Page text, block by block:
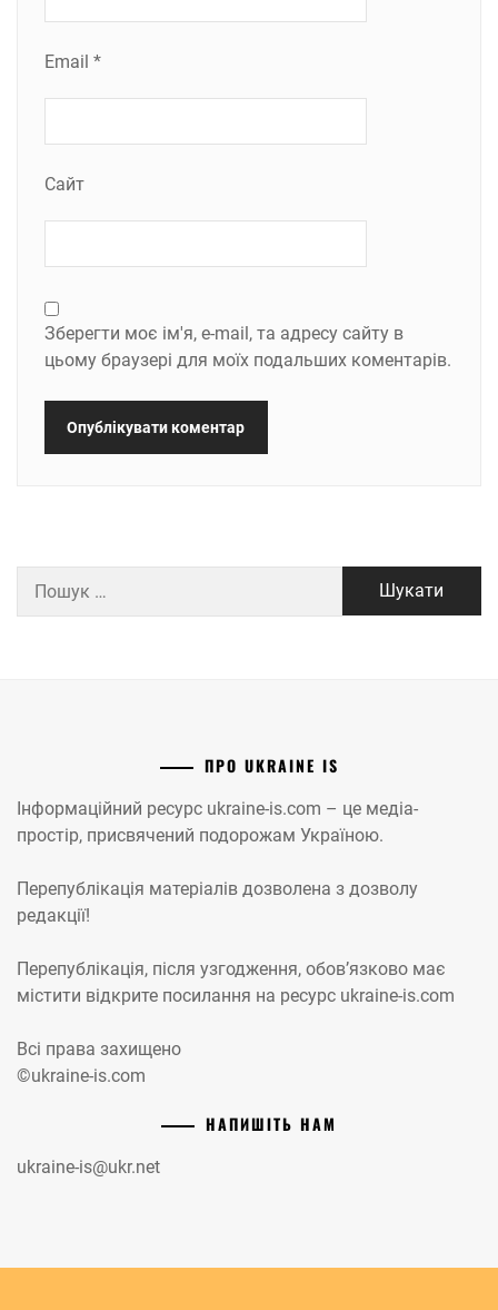
Email *
Сайт
Зберегти моє ім'я, e-mail, та адресу сайту в
цьому браузері для моїх подальших коментарів.
ПРО UKRAINE IS
Інформаційний ресурс ukraine-is.com – це медіа-
простір, присвячений подорожам Україною.
Перепублікація матеріалів дозволена з дозволу
редакції!
Перепублікація, після узгодження, обов’язково має
містити відкрите посилання на ресурс ukraine-is.com
Всі права захищено
©ukraine-is.com
НАПИШІТЬ НАМ
ukraine-is@ukr.net